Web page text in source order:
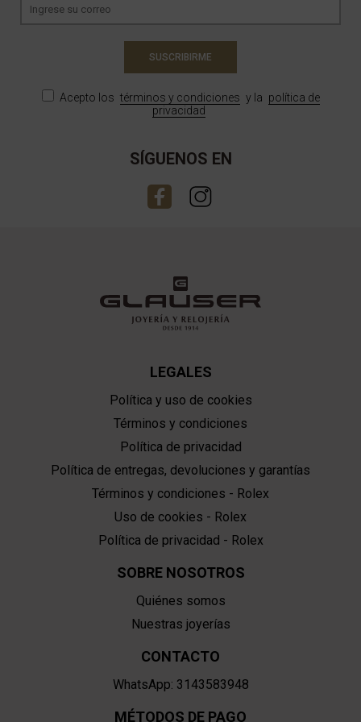
SUSCRIBIRME
Acepto los términos y condiciones y la política de
privacidad
SÍGUENOS EN
LEGALES
Política y uso de cookies
Términos y condiciones
Política de privacidad
Política de entregas, devoluciones y garantías
Términos y condiciones - Rolex
Uso de cookies - Rolex
Política de privacidad - Rolex
SOBRE NOSOTROS
Quiénes somos
Nuestras joyerías
CONTACTO
WhatsApp: 3143583948
MÉTODOS DE PAGO